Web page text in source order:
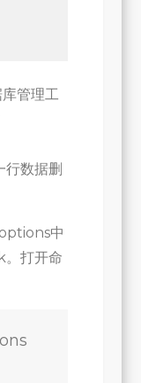
管理工
数据删
中
打开命